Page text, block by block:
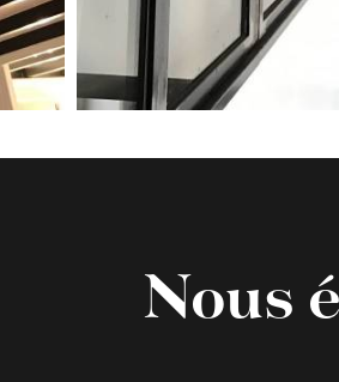
Nous